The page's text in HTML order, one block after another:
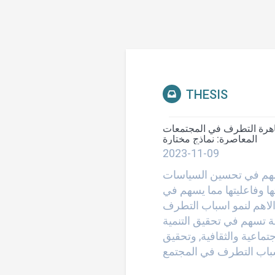
THESIS
التطرف في المجتمعات
المعاصرة: نماذج مختارة
2023-11-09
في تحسين السياسات
وفاعليتها مما يسهم في
لنمو اسباب التطرف
تسهم في تحقيق التنمية
والثقافية, وتحقيق
التطرف في المجتمع